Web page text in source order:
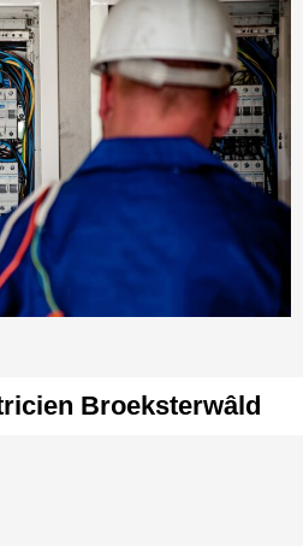
Broeksterwâld